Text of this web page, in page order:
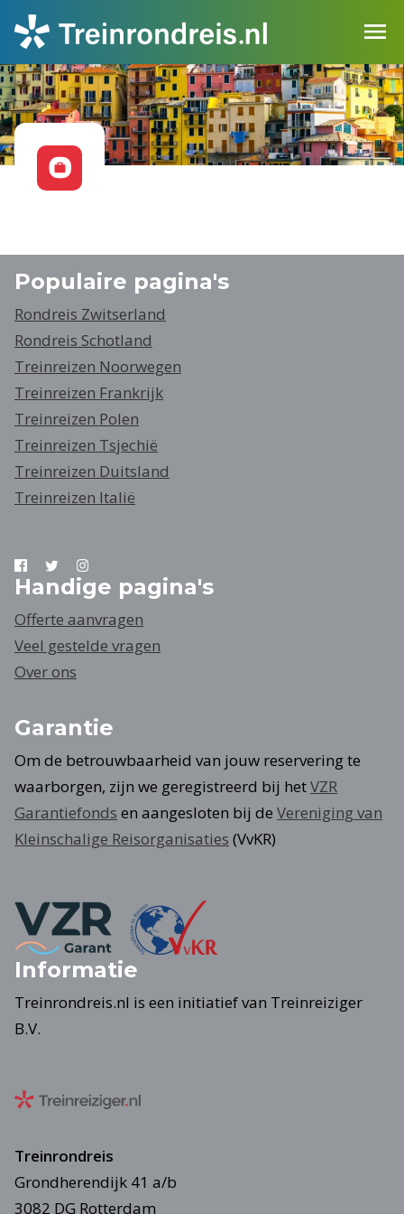
Populaire pagina's
Rondreis Zwitserland
Rondreis Schotland
Treinreizen Noorwegen
Treinreizen Frankrijk
Treinreizen Polen
Treinreizen Tsjechië
Treinreizen Duitsland
Treinreizen Italië
Handige pagina's
Offerte aanvragen
Veel gestelde vragen
Over ons
Garantie
Om de betrouwbaarheid van jouw reservering te
waarborgen, zijn we geregistreerd bij hetVZR
Garantiefonds en aangesloten bij de Vereniging van
Kleinschalige Reisorganisaties (VvKR)
Informatie
Treinrondreis.nl is een initiatief van Treinreiziger
B.V.
Treinrondreis
Grondherendijk 41 a/b
3082 DG Rotterdam